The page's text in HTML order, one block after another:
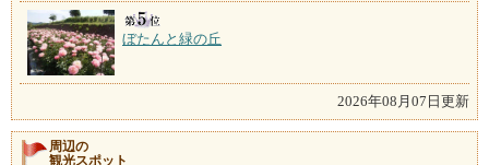
ぼたんと緑の丘
2026年08月07日更新
周辺の
観光スポット